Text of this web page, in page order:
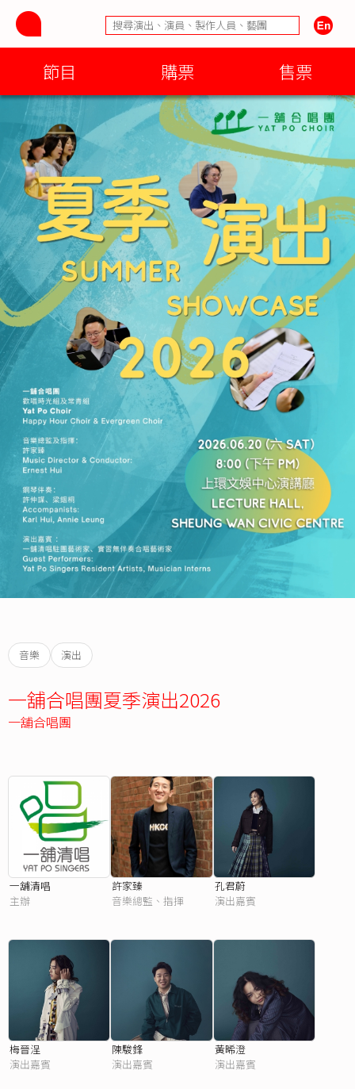
節目 購票 售票
音樂 演出
一舖合唱團夏季演出2026
一舖合唱團
一舖清唱
主辦
許家臻
音樂總監、指揮
孔君蔚
演出嘉賓
梅晉浧
演出嘉賓
陳駿鋒
演出嘉賓
黃晞澄
演出嘉賓